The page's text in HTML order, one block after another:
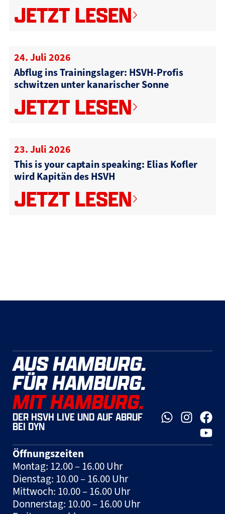
JETZT LESEN
24. Juli 2026
Abflug ins Trainingslager: HSVH-Profis
schwitzen unter kanarischer Sonne
JETZT LESEN
23. Juli 2026
This is your captain speaking: Elias Kofler
wird Kapitän des HSVH
JETZT LESEN
AUS HAMBURG.
FÜR HAMBURG.
MIT HAMBURG.
DER HSVH LIVE UND AUF ABRUF
BEI DYN
Öffnungszeiten
Montag: 12.00 – 16.00 Uhr
Dienstag: 10.00 – 16.00 Uhr
Mittwoch: 10.00 – 16.00 Uhr
Donnerstag: 10.00 – 16.00 Uhr